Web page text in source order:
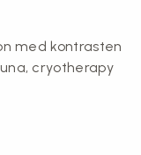
med kontrasten
cryotherapy